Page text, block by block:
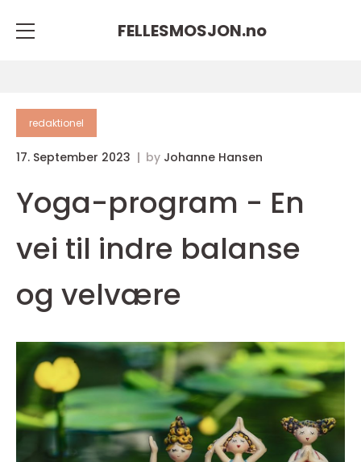
FELLESMOSJON.no
redaktionel
17. September 2023 by Johanne Hansen
Yoga-program - En
vei til indre balanse
og velvære